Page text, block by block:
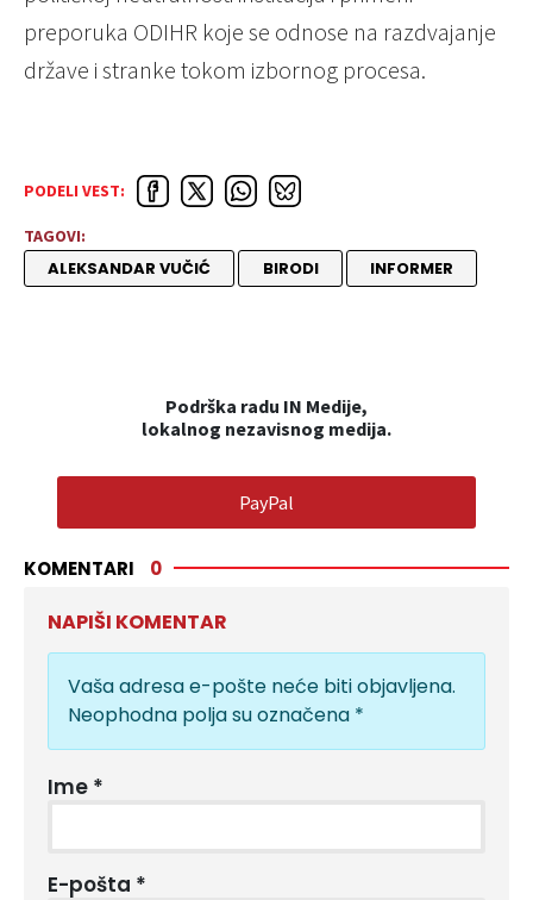
preporuka ODIHR koje se odnose na razdvajanje
države i stranke tokom izbornog procesa.
PODELI VEST:
TAGOVI:
ALEKSANDAR VUČIĆ BIRODI INFORMER
Podrška radu IN Medije,
lokalnog nezavisnog medija.
PayPal
KOMENTARI 0
NAPIŠI KOMENTAR
Vaša adresa e-pošte neće biti objavljena.
Neophodna polja su označena *
Ime *
E-pošta *